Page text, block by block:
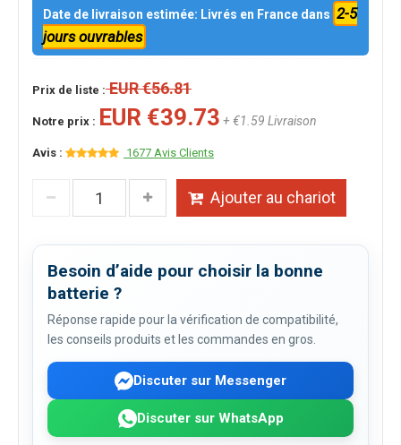
Date de livraison estimée: Livrés en France dans 2-5
jours ouvrables
Prix de liste :EUR €56.81
Notre prix : EUR €39.73 + €1.59 Livraison
Avis : 1677 Avis Clients
Ajouter au chariot
Besoin d’aide pour choisir la bonne
batterie ?
Réponse rapide pour la vérification de compatibilité,
les conseils produits et les commandes en gros.
Discuter sur Messenger
Discuter sur WhatsApp